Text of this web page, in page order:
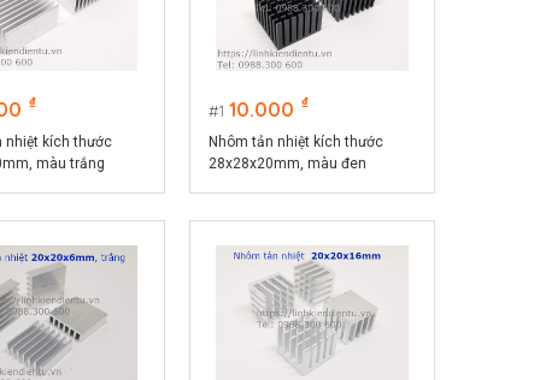
₫
nhiệt kích thước
màu trắng
1 10.000 ₫
Nhôm tản nhiệt kích thước
28x28x20mm, màu đen